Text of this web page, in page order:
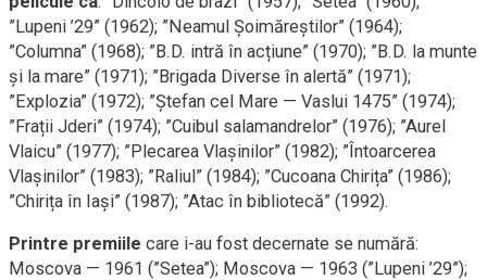
”Lupeni ’29” (1962); ”Neamul Șoimăreștilor” (1964);
”Columna” (1968); ”B.D. intră în acțiune” (1970); ”B.D. la munte
și la mare” (1971); ”Brigada Diverse în alertă” (1971);
”Explozia” (1972); ”Ștefan cel Mare — Vaslui 1475” (1974);
”Frații Jderi” (1974); ”Cuibul salamandrelor” (1976); ”Aurel
Vlaicu” (1977); ”Plecarea Vlașinilor” (1982); ”Întoarcerea
Vlașinilor” (1983); ”Raliul” (1984); ”Cucoana Chirița” (1986);
”Chirița în Iași” (1987); ”Atac în bibliotecă” (1992).
Printre premiile care i-au fost decernate se numără:
Moscova — 1961 (”Setea”); Moscova — 1963 (”Lupeni ’29”);